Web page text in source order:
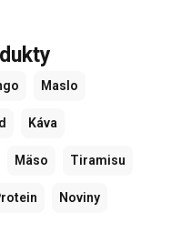
Maslo
Káva
Mäso Tiramisu
Noviny